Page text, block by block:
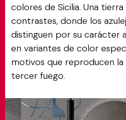
colores de Sicilia. Una
contrastes, donde los
distinguen por su carácter
en variantes de color
motivos que reproducen
tercer fuego.